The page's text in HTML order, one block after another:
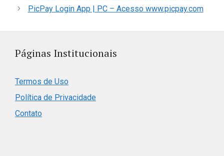
PicPay Login App | PC – Acesso www.picpay.com
Páginas Institucionais
Termos de Uso
Política de Privacidade
Contato